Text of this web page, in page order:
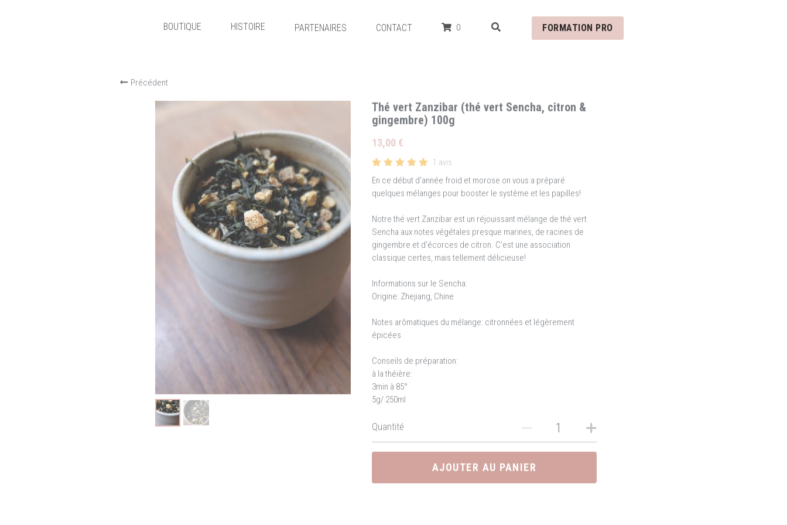
BOUTIQUE HISTOIRE PARTENAIRES CONTACT 0 FORMATION PRO
Précédent
Thé vert Zanzibar (thé vert Sencha, citron &
gingembre) 100g
13,00 €
1 avis
En ce début d'année froid et morose on vous a préparé
quelques mélanges pour booster le système et les papilles!
Notre thé vert Zanzibar est un réjouissant mélange de thé vert
Sencha aux notes végétales presque marines, de racines de
gingembre et d'écorces de citron. C'est une association
classique certes, mais tellement délicieuse!
Informations sur le Sencha:
Origine: Zhejiang, Chine
Notes arômatiques du mélange: citronnées et légèrement
épicées
Conseils de préparation:
à la théière:
3min à 85°
5g/ 250ml
Quantité
AJOUTER AU PANIER